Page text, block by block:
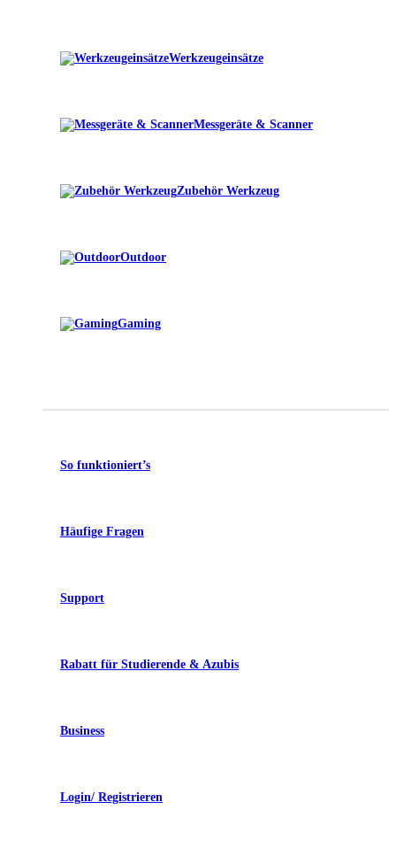
Werkzeugeinsätze
Messgeräte & Scanner
Zubehör Werkzeug
Outdoor
Gaming
So funktioniert’s
Häufige Fragen
Support
Rabatt für Studierende & Azubis
Business
Login/ Registrieren